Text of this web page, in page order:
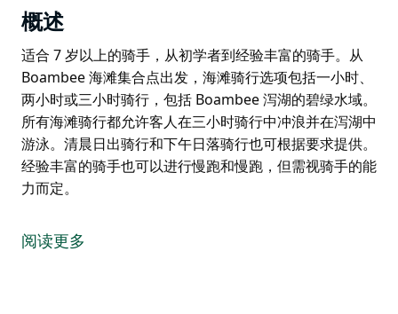
概述
适合 7 岁以上的骑手，从初学者到经验丰富的骑手。从
Boambee 海滩集合点出发，海滩骑行选项包括一小时、
两小时或三小时骑行，包括 Boambee 泻湖的碧绿水域。
所有海滩骑行都允许客人在三小时骑行中冲浪并在泻湖中
游泳。清晨日出骑行和下午日落骑行也可根据要求提供。
经验丰富的骑手也可以进行慢跑和慢跑，但需视骑手的能
力而定。
Boambee 海滩集合点出发，海滩骑行选项包括一小时、
两小时或三小时骑行，包括 Boambee 泻湖的碧绿水域。
阅读更多